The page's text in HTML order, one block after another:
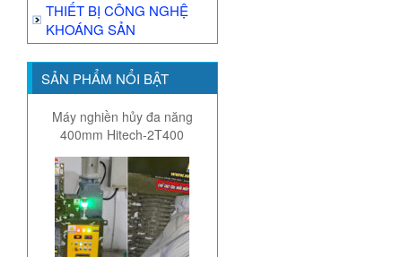
THIẾT BỊ CÔNG NGHỆ
KHOÁNG SẢN
SẢN PHẨM NỔI BẬT
Máy nghiền hủy đa năng
400mm Hitech-2T400